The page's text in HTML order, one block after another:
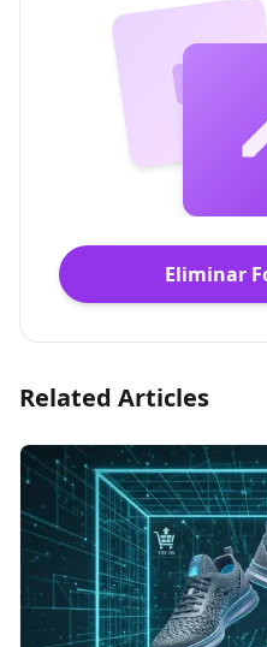
Eliminar
Related Articles